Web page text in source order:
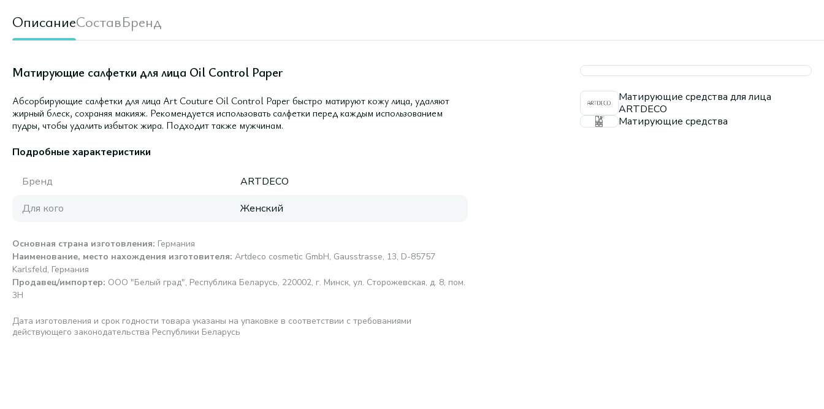
ОписаниеСоставБренд
Матирующие салфетки для лица Oil Control Paper
Абсорбирующие салфетки для лица Art Couture Oil Control Paper быстро матируют кожу лица, удаляют
жирный блеск, сохраняя макияж. Рекомендуется использовать салфетки перед каждым использованием
пудры, чтобы удалить избыток жира. Подходит также мужчинам.
Подробные характеристики
Бренд
ARTDECO
Для кого
Женский
Основная страна изготовления: Германия
Наименование, место нахождения изготовителя: Artdeco cosmetic GmbH, Gausstrasse, 13, D-85757
Karlsfeld, Германия
Продавец/импортер: ООО "Белый град", Республика Беларусь, 220002, г. Минск, ул. Сторожевская, д. 8, пом.
3Н
Дата изготовления и срок годности товара указаны на упаковке в соответствии с требованиями
действующего законодательства Республики Беларусь
Матирующие средства для лица
ARTDECO
Матирующие средства